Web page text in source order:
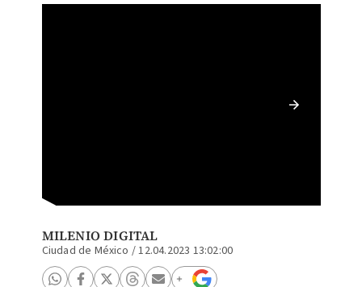
MILENIO DIGITAL
Ciudad de México /12.04.2023 13:02:00